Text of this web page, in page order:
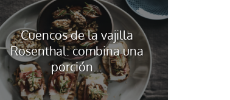
Cuencos de la vajilla
Rosenthal: combina una
porción...